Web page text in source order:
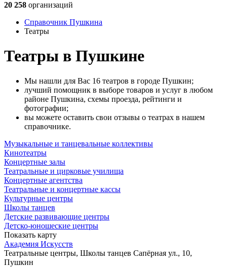
20 258 организаций
Справочник Пушкина
Театры
Театры в Пушкине
Мы нашли для Вас 16 театров в городе Пушкин;
лучший помощник в выборе товаров и услуг в любом
районе Пушкина, схемы проезда, рейтинги и
фотографии;
вы можете оставить свои отзывы о театрах в нашем
справочнике.
Музыкальные и танцевальные коллективы
Кинотеатры
Концертные залы
Театральные и цирковые училища
Концертные агентства
Театральные и концертные кассы
Культурные центры
Школы танцев
Детские развивающие центры
Детско-юношеские центры
Показать карту
Академия Искусств
Театральные центры, Школы танцев Сапёрная ул., 10,
Пушкин